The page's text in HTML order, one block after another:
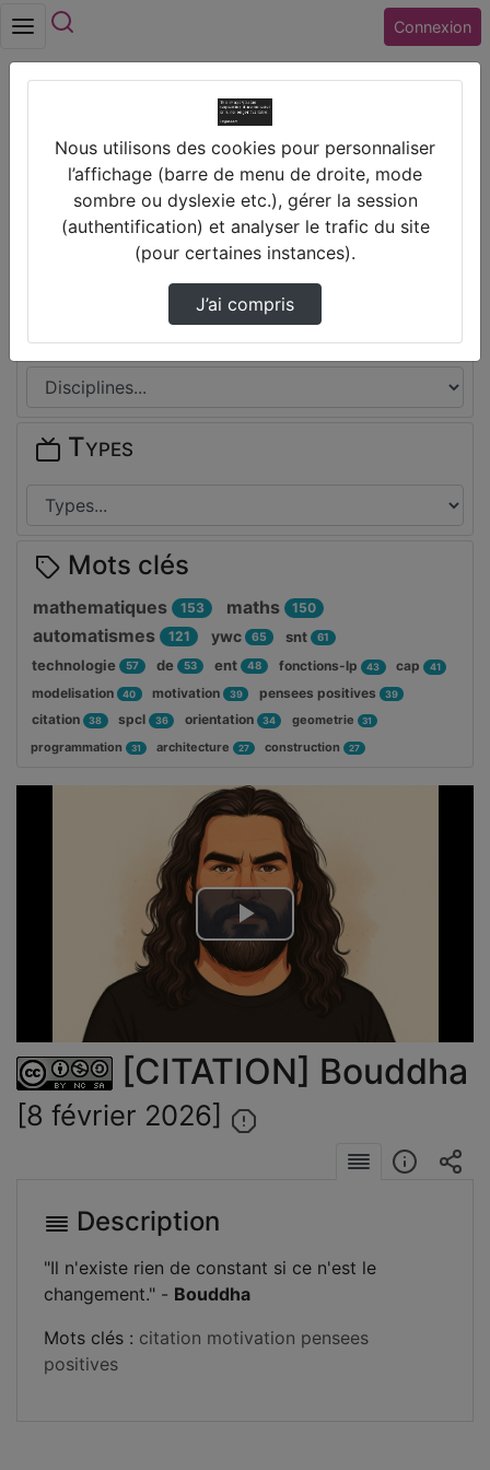
Connexion
Vidéos
Lire
la
vidéo
[CITATION] Bouddha
[8 février 2026]
Description
"Il n'existe rien de constant si ce n'est le
changement." - Bouddha
Mots clés : citation motivation pensees
positives
Prendre des notes
Il n'y a pas de note disponible pour vous pour cette vidéo.
Connectez-vous pour en créer une nouvelle.
Disciplines
Types
Mots clés
mathematiques 153 maths 150
automatismes 121 ywc 65 snt 61
technologie 57 de 53 ent 48 fonctions-lp 43 cap 41
modelisation 40 motivation 39 pensees positives 39
citation 38 spcl 36 orientation 34 geometrie 31
programmation 31 architecture 27 construction 27
Nous utilisons des cookies pour personnaliser
l’affichage (barre de menu de droite, mode
sombre ou dyslexie etc.), gérer la session
(authentification) et analyser le trafic du site
(pour certaines instances).
J’ai compris